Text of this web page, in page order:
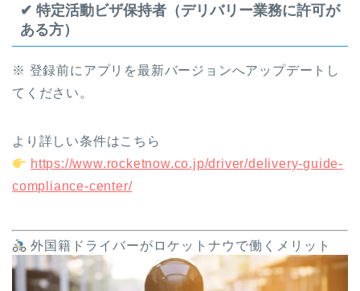
✔ 特定活動ビザ保持者（デリバリー業務に許可が
ある方）
※ 登録前にアプリを最新バージョンへアップデートし
てください。
より詳しい条件はこちら
https://www.rocketnow.co.jp/driver/delivery-guide-
compliance-center/
外国籍ドライバーがロケットナウで働くメリット